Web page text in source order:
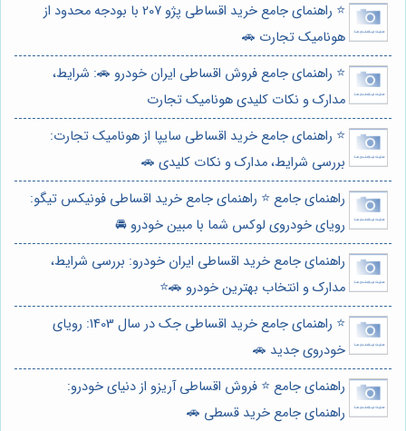
⭐️ راهنمای جامع خرید اقساطی پژو 207 با بودجه محدود از
هونامیک تجارت 🚗
⭐️ راهنمای جامع فروش اقساطی ایران خودرو 🚗: شرایط،
مدارک و نکات کلیدی هونامیک تجارت
⭐️ راهنمای جامع خرید اقساطی سایپا از هونامیک تجارت:
بررسی شرایط، مدارک و نکات کلیدی 🚗
راهنمای جامع ⭐️ راهنمای جامع خرید اقساطی فونیکس تیگو:
رویای خودروی لوکس شما با مبین خودرو 🚘
راهنمای جامع خرید اقساطی ایران خودرو: بررسی شرایط،
مدارک و انتخاب بهترین خودرو 🚗⭐️
⭐️ راهنمای جامع خرید اقساطی جک در سال 1403: رویای
خودروی جدید 🚗
راهنمای جامع ⭐️ فروش اقساطی آریزو از دنیای خودرو:
راهنمای جامع خرید قسطی 🚗